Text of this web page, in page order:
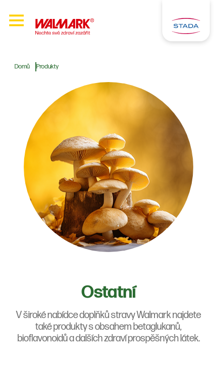
Domů Produkty
Ostatní
V široké nabídce doplňků stravy Walmark najdete
také produkty s obsahem betaglukanů,
bioflavonoidů a dalších zdraví prospěšných látek.